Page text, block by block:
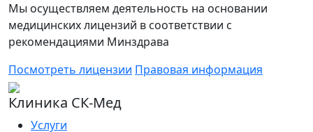
Мы осуществляем деятельность на основании
медицинских лицензий в соответствии с
рекомендациями Минздрава
Посмотреть лицензии Правовая информация
Клиника СК-Мед
Услуги